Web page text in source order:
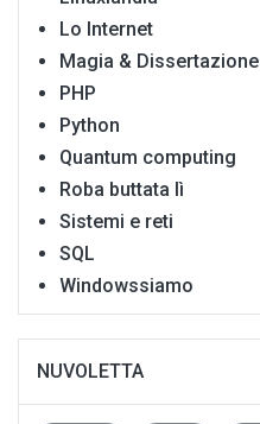
Lo Internet
Magia & Dissertazione
PHP
Python
Quantum computing
Roba buttata lì
Sistemi e reti
SQL
Windowssiamo
NUVOLETTA